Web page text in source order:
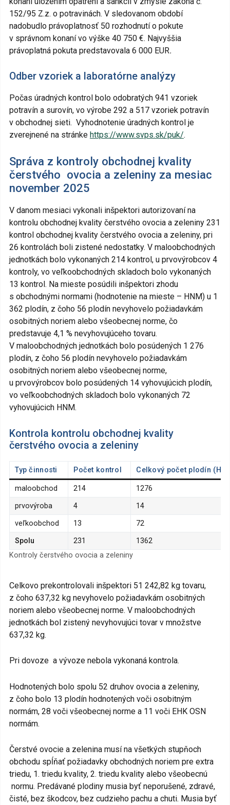
152/95 Z.z. o potravinách. V sledovanom období
nadobudlo právoplatnosť 50 rozhodnutí o pokute
v správnom konaní vo výške 40 750 €. Najvyššia
právoplatná pokuta predstavovala 6 000 EUR.
Odber vzoriek a laboratórne analýzy
Počas úradných kontrol bolo odobratých 941 vzoriek
potravín a surovín, vo výrobe 292 a 517 vzoriek potravín
v obchodnej sieti. Vyhodnotenie úradných kontrol je
zverejnené na stránke https://www.svps.sk/puk/.
Správa z kontroly obchodnej kvality
čerstvého ovocia a zeleniny za mesiac
november 2025
V danom mesiaci vykonali inšpektori autorizovaní na
kontrolu obchodnej kvality čerstvého ovocia a zeleniny 231
kontrol obchodnej kvality čerstvého ovocia a zeleniny, pri
26 kontrolách boli zistené nedostatky. V maloobchodných
jednotkách bolo vykonaných 214 kontrol, u prvovýrobcov 4
kontroly, vo veľkoobchodných skladoch bolo vykonaných
13 kontrol. Na mieste posúdili inšpektori zhodu
s obchodnými normami (hodnotenie na mieste – HNM) u 1
362 plodín, z čoho 56 plodín nevyhovelo požiadavkám
osobitných noriem alebo všeobecnej norme, čo
predstavuje 4,1 % nevyhovujúceho tovaru.
V maloobchodných jednotkách bolo posúdených 1 276
plodín, z čoho 56 plodín nevyhovelo požiadavkám
osobitných noriem alebo všeobecnej norme,
u prvovýrobcov bolo posúdených 14 vyhovujúcich plodín,
vo veľkoobchodných skladoch bolo vykonaných 72
vyhovujúcich HNM.
Kontrola kontrolu obchodnej kvality
čerstvého ovocia a zeleniny
Typ činnosti Počet kontrol Celkový počet plodín
maloobchod 214
1276
prvovýroba
4
14
veľkoobchod
13
72
Spolu
231
1362
Kontroly čerstvého ovocia a zeleniny
Celkovo prekontrolovali inšpektori 51 242,82 kg tovaru,
z čoho 637,32 kg nevyhovelo požiadavkám osobitných
noriem alebo všeobecnej norme. V maloobchodných
jednotkách bol zistený nevyhovujúci tovar v množstve
637,32 kg.
Pri dovoze a vývoze nebola vykonaná kontrola.
Hodnotených bolo spolu 52 druhov ovocia a zeleniny,
z čoho bolo 13 plodín hodnotených voči osobitným
normám, 28 voči všeobecnej norme a 11 voči EHK OSN
normám.
Čerstvé ovocie a zelenina musí na všetkých stupňoch
obchodu spĺňať požiadavky obchodných noriem pre extra
triedu, 1. triedu kvality, 2. triedu kvality alebo všeobecnú
normu. Predávané plodiny musia byť neporušené, zdravé,
čisté, bez škodcov, bez cudzieho pachu a chuti. Musia byť